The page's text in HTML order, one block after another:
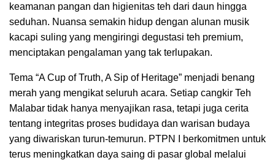
keamanan pangan dan higienitas teh dari daun hingga
seduhan. Nuansa semakin hidup dengan alunan musik
kacapi suling yang mengiringi degustasi teh premium,
menciptakan pengalaman yang tak terlupakan.
Tema “A Cup of Truth, A Sip of Heritage” menjadi benang
merah yang mengikat seluruh acara. Setiap cangkir Teh
Malabar tidak hanya menyajikan rasa, tetapi juga cerita
tentang integritas proses budidaya dan warisan budaya
yang diwariskan turun-temurun. PTPN I berkomitmen untuk
terus meningkatkan daya saing di pasar global melalui